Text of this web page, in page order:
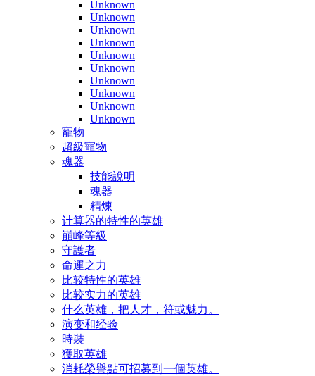
Unknown
Unknown
Unknown
Unknown
Unknown
Unknown
Unknown
Unknown
Unknown
Unknown
寵物
超級寵物
魂器
技能說明
魂器
精煉
计算器的特性的英雄
巔峰等級
守護者
命運之力
比较特性的英雄
比较实力的英雄
什么英雄，把人才，符或魅力。
演变和经验
時裝
獲取英雄
消耗榮譽點可招募到一個英雄。